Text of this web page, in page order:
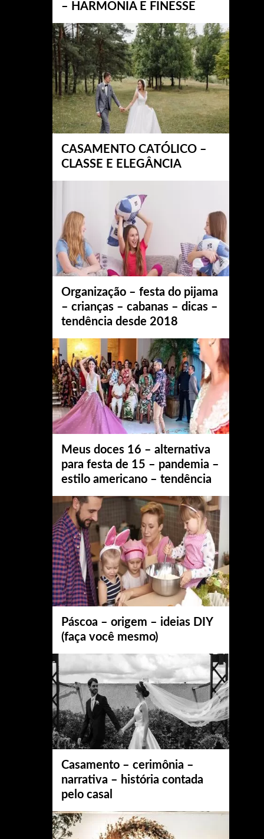
– HARMONIA E FINESSE
CASAMENTO CATÓLICO –
CLASSE E ELEGÂNCIA
Organização – festa do pijama
– crianças – cabanas – dicas –
tendência desde 2018
Meus doces 16 – alternativa
para festa de 15 – pandemia –
estilo americano – tendência
Páscoa – origem – ideias DIY
(faça você mesmo)
Casamento – cerimônia –
narrativa – história contada
pelo casal